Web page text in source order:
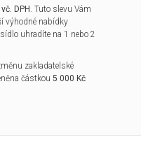
DPH . Tuto slevu Vám
výhodné nabídky
uhradíte na 1 nebo 2
zakladatelské
částkou5 000 Kč